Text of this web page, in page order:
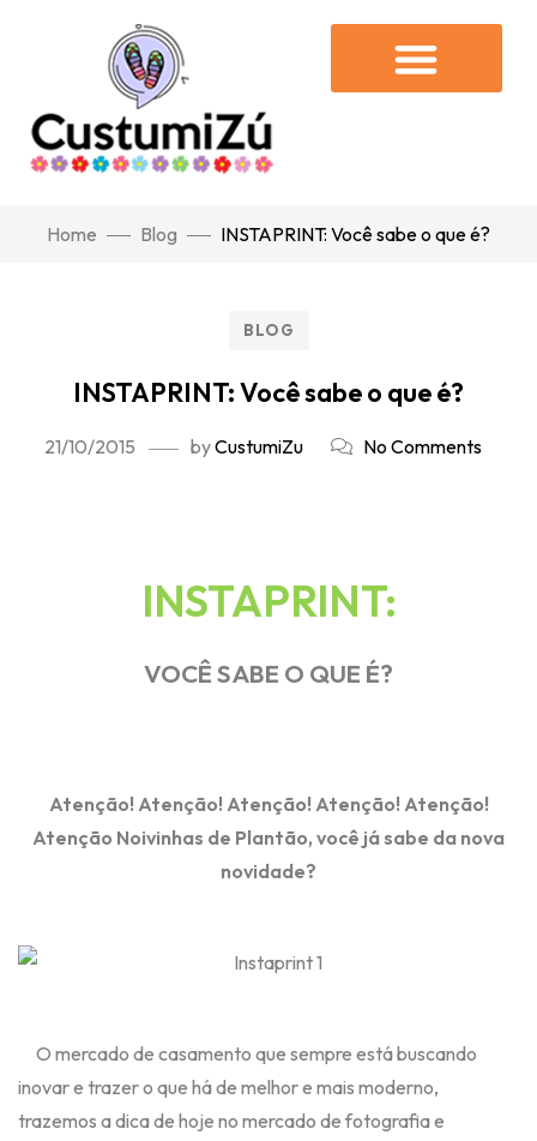
Home Blog INSTAPRINT: Você sabe o que é?
BLOG
INSTAPRINT: Você sabe o que é?
21/10/2015 byCustumiZu No Comments
INSTAPRINT:
VOCÊ SABE O QUE É?
Atenção! Atenção! Atenção! Atenção! Atenção!
Atenção Noivinhas de Plantão, você já sabe da nova
novidade?
O mercado de casamento que sempre está buscando
inovar e trazer o que há de melhor e mais moderno,
trazemos a dica de hoje no mercado de fotografia e